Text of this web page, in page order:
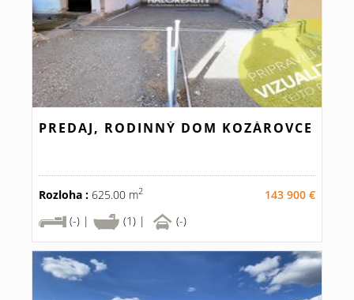
PREDAJ, RODINNÝ DOM KOZÁROVCE
Rozloha : 625.00 m2
143 900 €
(-) |
(1) | (-)